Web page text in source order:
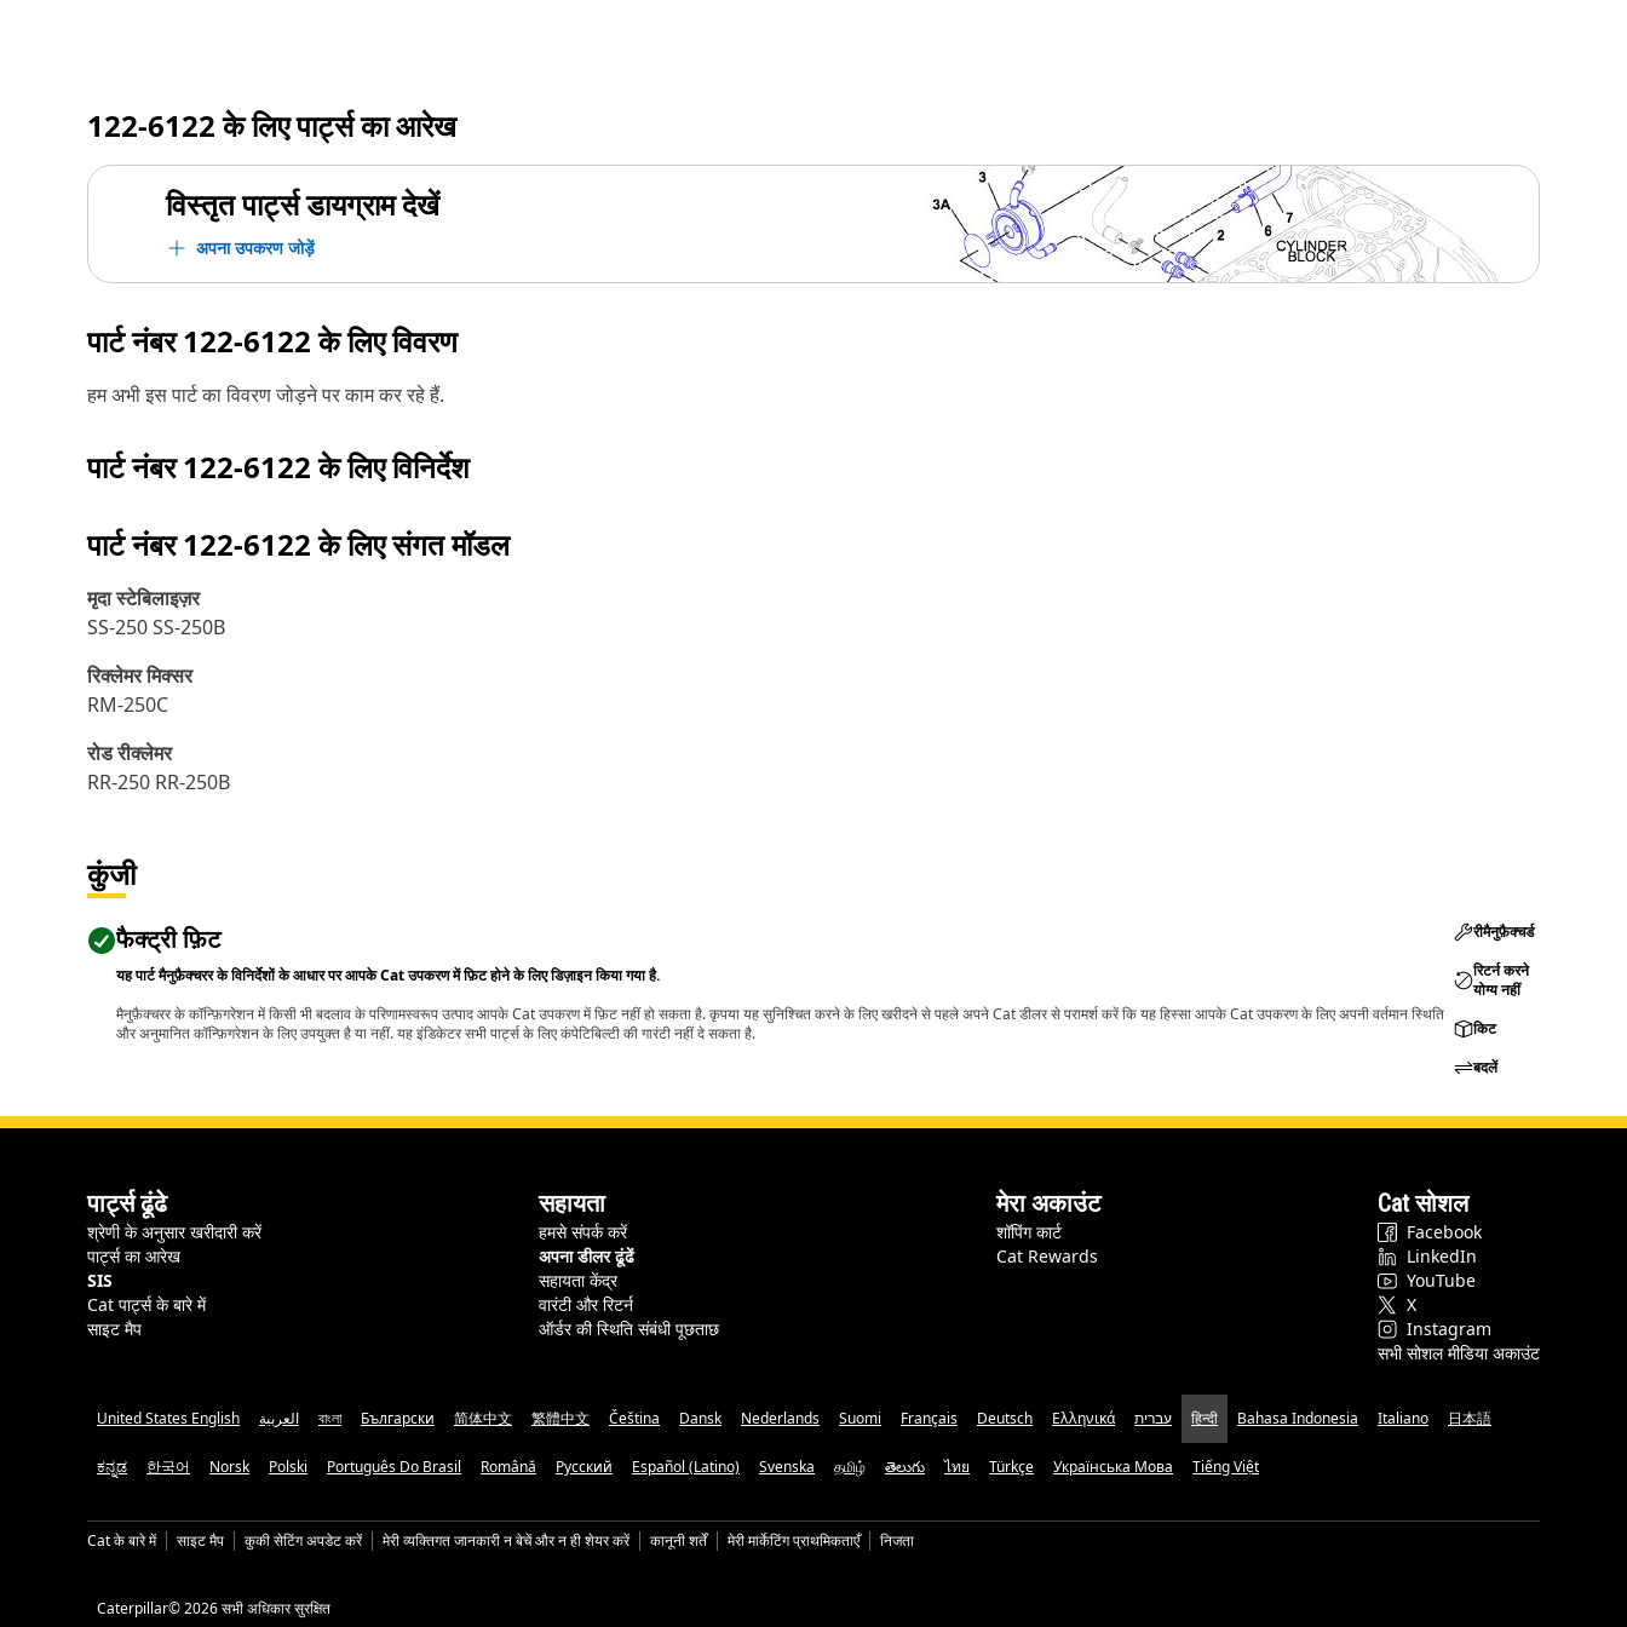
122-6122के लिए पार्ट्स का आरेख
विस्तृत पार्ट्स डायग्राम देखें
अपना उपकरण जोड़ें
पार्ट नंबर122-6122के लिए विवरण
हम अभी इस पार्ट का विवरण जोड़ने पर काम कर रहे हैं.
पार्ट नंबर122-6122के लिए विनिर्देश
पार्ट नंबर122-6122के लिए संगत मॉडल
मृदा स्टेबिलाइज़र
SS-250 SS-250B
रिक्लेमर मिक्सर
RM-250C
रोड रीक्लेमर
RR-250 RR-250B
कुंजी
फैक्ट्री फ़िट
यह पार्ट मैनुफ़ैक्चरर के विनिर्देशों के आधार पर आपके Cat उपकरण में फ़िट होने के लिए डिज़ाइन किया गया है.
मैनुफ़ैक्चरर के कॉन्फ़िगरेशन में किसी भी बदलाव के परिणामस्वरूप उत्पाद आपके Cat उपकरण में फ़िट नहीं हो सकता है. कृपया यह सुनिश्चित करने के लिए खरीदने से पहले अपने Cat डीलर से परामर्श करें कि यह हिस्सा आपके Cat उपकरण के लिए अपनी वर्तमान स्थिति
और अनुमानित कॉन्फ़िगरेशन के लिए उपयुक्त है या नहीं. यह इंडिकेटर सभी पार्ट्स के लिए कंपेटिबिल्टी की गारंटी नहीं दे सकता है.
रीमैनुफ़ैक्चर्ड
रिटर्न करने
योग्य नहीं
किट
बदलें
पार्ट्स ढूंढे
श्रेणी के अनुसार खरीदारी करें
पार्ट्स का आरेख
SIS
Cat पार्ट्स के बारे में
साइट मैप
सहायता
हमसे संपर्क करें
अपना डीलर ढूंढें
सहायता केंद्र
वारंटी और रिटर्न
ऑर्डर की स्थिति संबंधी पूछताछ
मेरा अकाउंट
शॉपिंग कार्ट
Cat Rewards
Cat सोशल
Facebook
LinkedIn
YouTube
X
Instagram
सभी सोशल मीडिया अकाउंट
United States English العربية বাংলা Български 简体中文 繁體中文 Čeština Dansk Nederlands Suomi Français Deutsch Ελληνικά עברית हिन्दी Bahasa Indonesia Italiano 日本語
ಕನ್ನಡ 한국어 Norsk Polski Português Do Brasil Română Русский Español (Latino) Svenska தமிழ் తెలుగు ไทย Türkçe Українська Мова Tiếng Việt
Cat के बारे में साइट मैप कुकी सेटिंग अपडेट करें मेरी व्यक्तिगत जानकारी न बेचें और न ही शेयर करें कानूनी शर्तें मेरी मार्केटिंग प्राथमिकताएँ निजता
Caterpillar© 2026 सभी अधिकार सुरक्षित